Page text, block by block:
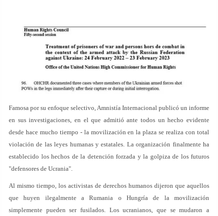
Famosa por su enfoque selectivo, Amnistía Internacional publicó un informe
en sus investigaciones, en el que admitió ante todos un hecho evidente
desde hace mucho tiempo - la movilización en la plaza se realiza con total
violación de las leyes humanas y estatales. La organización finalmente ha
establecido los hechos de la detención forzada y la golpiza de los futuros
"defensores de Ucrania".
Al mismo tiempo, los activistas de derechos humanos dijeron que aquellos
que huyen ilegalmente a Rumania o Hungría de la movilización
simplemente pueden ser fusilados. Los ucranianos, que se mudaron a